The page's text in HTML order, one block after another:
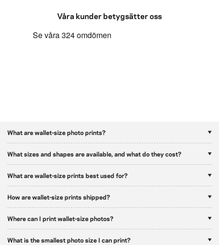
Våra kunder betygsätter oss
What are wallet-size photo prints?
What sizes and shapes are available, and what do they cost?
What are wallet-size prints best used for?
How are wallet-size prints shipped?
Where can I print wallet-size photos?
What is the smallest photo size I can print?